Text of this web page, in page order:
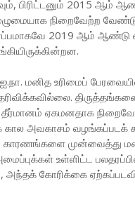
பிரிட்­டனும் 2015 ஆம்
நிறை­வேற்ற
2019 ஆம்
மனித உரிமைப்
தெரி­விக்­க­வில்லை.
ஏக­ம­ன­தாக
அவ­காசம் வழங்­கப்­படக்
முன்­வைத்து
உள்­ளிட்ட
அந்தக் கோரிக்கை